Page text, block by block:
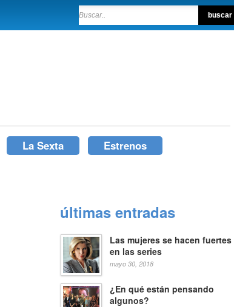
La Sexta Estrenos
últimas entradas
Las mujeres se hacen fuertes
en las series
mayo 30, 2018
¿En qué están pensando
algunos?